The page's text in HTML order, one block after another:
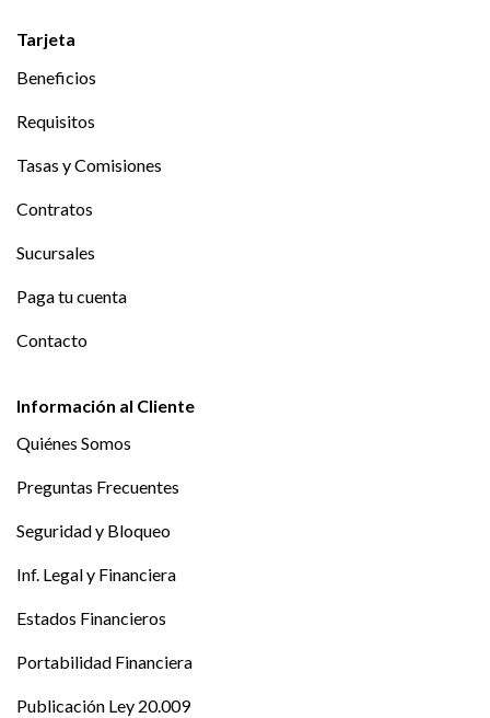
Tarjeta
Beneficios
Requisitos
Tasas y Comisiones
Contratos
Sucursales
Paga tu cuenta
Contacto
Información al Cliente
Quiénes Somos
Preguntas Frecuentes
Seguridad y Bloqueo
Inf. Legal y Financiera
Estados Financieros
Portabilidad Financiera
Publicación Ley 20.009